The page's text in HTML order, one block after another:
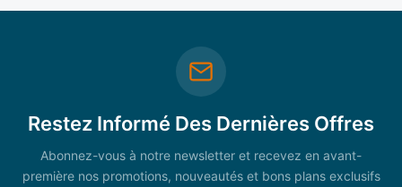
Restez Informé Des Dernières Offres
Abonnez-vous à notre newsletter et recevez en avant-
première nos promotions, nouveautés et bons plans exclusifs